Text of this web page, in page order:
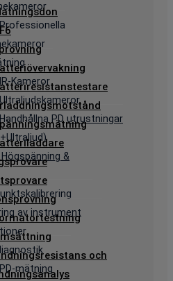
Professionella
IR-Kameror
Ultraljudskameror
Handhållna PD utrustningar
Högspänning &
av instrument
PD-mätning
och